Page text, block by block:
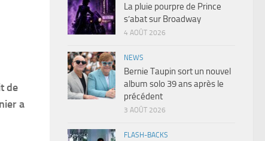
de
a
La pluie pourpre de Prince
s’abat sur Broadway
4 AOÛT 2026
NEWS
Bernie Taupin sort un nouvel
album solo 39 ans après le
précédent
3 AOÛT 2026
FLASH-BACKS